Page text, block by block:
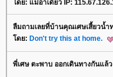
ดย: แม่อาเดียว IP:
ลืมถามเลยที่บ้านคุณเศษเสี้ยวน้ำ
ดย: Don't try this at home.
พี่เศษ ตะพาบ ออกเดินทางกันแล้